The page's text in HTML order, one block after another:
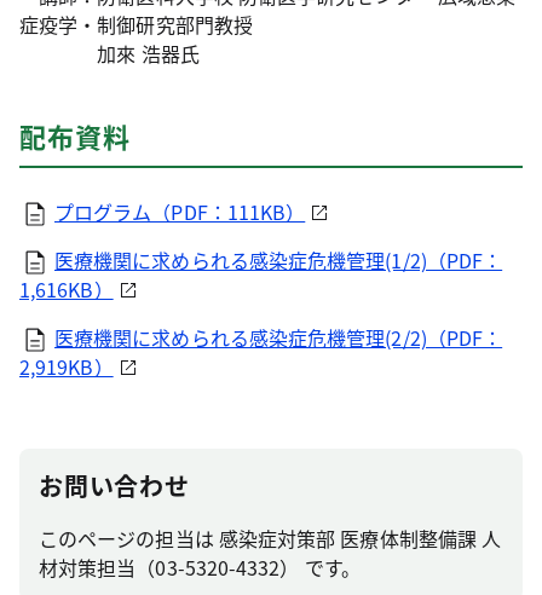
症疫学・制御研究部門教授
加來 浩器氏
配布資料
プログラム（PDF：111KB）
医療機関に求められる感染症危機管理(1/2)（PDF：
1,616KB）
医療機関に求められる感染症危機管理(2/2)（PDF：
2,919KB）
お問い合わせ
このページの担当は 感染症対策部 医療体制整備課 人
材対策担当（03-5320-4332） です。